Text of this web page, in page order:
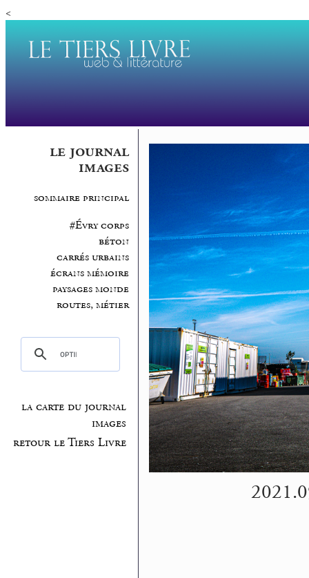
<
le journal
images
sommaire principal
#Évry corps
béton
carrés urbains
écrans mémoire
paysages monde
routes, métier
la carte du journal
images
retour le Tiers Livre